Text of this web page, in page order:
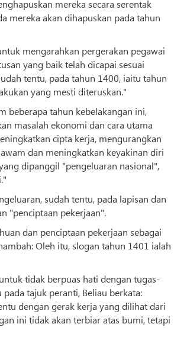
mereka secara serentak
mereka akan dihapuskan pada tahun
mengarahkan pergerakan pegawai
yang baik telah dicapai sesuai
tentu, pada tahun 1400, iaitu tahun
yang mesti diteruskan."
beberapa tahun kebelakangan ini,
masalah ekonomi dan cara utama
cipta kerja, mengurangkan
dan meningkatkan keyakinan diri
dipanggil "pengeluaran nasional",
sudah tentu, pada lapisan dan
"penciptaan pekerjaan".
dan penciptaan pekerjaan sebagai
Oleh itu, slogan tahun 1401 ialah
tidak berpuas hati dengan tugas-
tajuk peranti, Beliau berkata:
dengan gerak kerja yang dilihat dari
ini tidak akan terbiar atas bumi, tetapi